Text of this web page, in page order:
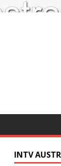
INTV